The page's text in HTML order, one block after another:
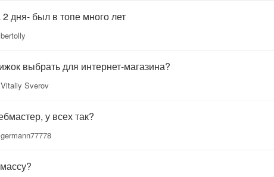
2 дня- был в топе много лет
bertolly
выбрать для интернет-магазина?
Vitaliy Sverov
у всех так?
germann77778